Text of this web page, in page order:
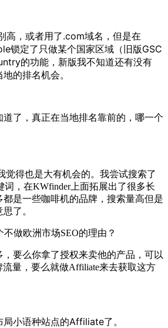
高，或者用了.com域名，但是在
锁定了只做某个国家区域（旧版GSC
的功能，新版我不知道还有没有
的排名机会。
了，真正在当地排名靠前的，哪一个
觉得也是大有机会的。我尝试搜索了
词，在KWfinder上面拓展出了很多长
都是一些咖啡机的品牌，搜索量高但是
了。
要么你拿了授权来卖他的产品，可以
流量，要么就做Affiliate来去获取这方
小语种站点的Affiliate了。